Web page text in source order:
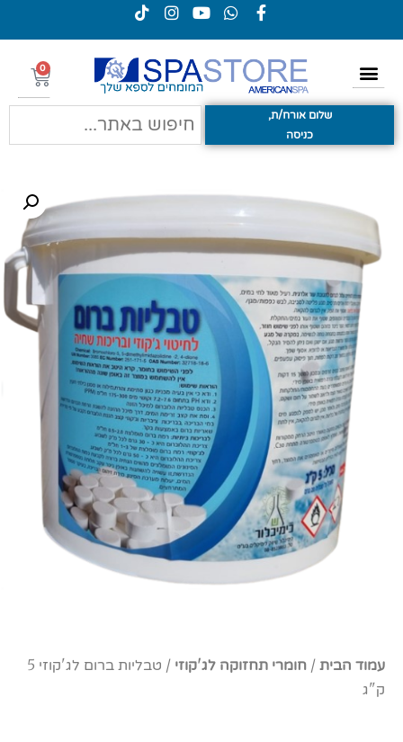
0
שלום אורח/ת,
כניסה
עמוד הבית / חומרי תחזוקה לג'קוזי
/ טבליות ברום לג'קוזי 5
ק"ג